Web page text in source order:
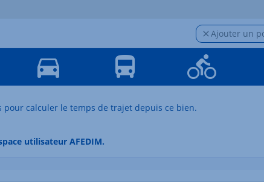
Ajouter un
pour calculer le temps de trajet depuis ce bien.
utilisateur AFEDIM.